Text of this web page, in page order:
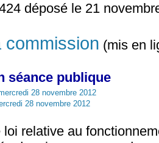
déposé le 21
commission (mis en
séance publique
28 novembre 2012
28 novembre 2012
relative au